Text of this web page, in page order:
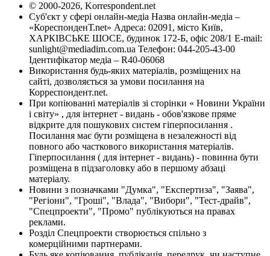
© 2000-2026, Korrespondent.net
Суб'єкт у сфері онлайн-медіа Назва онлайн-медіа –
«КореспонденТ.net» Адреса: 02091, місто Київ,
ХАРКІВСЬКЕ ШОСЕ, будинок 172-Б, офіс 208/1 E-mail:
sunlight@mediadim.com.ua Телефон: 044-205-43-00
Ідентифікатор медіа – R40-06068
Використання будь-яких матеріалів, розміщених на
сайті, дозволяється за умови посилання на
Корреспондент.net.
При копіюванні матеріалів зі сторінки « Новини України
і світу» , для інтернет - видань - обов'язкове пряме
відкрите для пошукових систем гіперпосилання .
Посилання має бути розміщена в незалежності від
повного або часткового використання матеріалів.
Гіперпосилання ( для інтернет - видань) - повинна бути
розміщена в підзаголовку або в першому абзаці
матеріалу.
Новини з позначками "Думка", "Експертиза", "Заява",
"Регіони", "Гроші", "Влада", "Вибори", "Тест-драйв",
"Спецпроекти", "Промо" публікуються на правах
реклами.
Розділ Спецпроекти створюється спільно з
комерційними партнерами.